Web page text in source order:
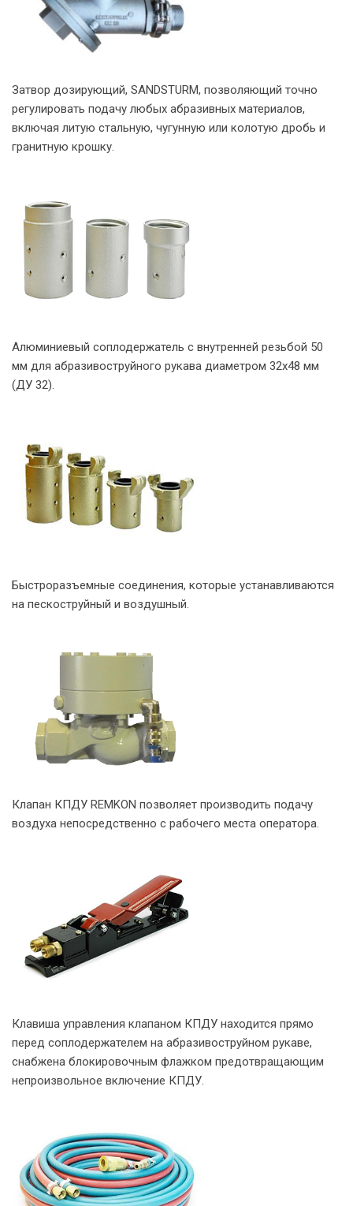
Затвор дозирующий, SANDSTURM, позволяющий точно
регулировать подачу любых абразивных материалов,
включая литую стальную, чугунную или колотую дробь и
гранитную крошку.
Алюминиевый соплодержатель с внутренней резьбой 50
мм для абразивоструйного рукава диаметром 32х48 мм
(ДУ 32).
Быстроразъемные соединения, которые устанавливаются
на пескоструйный и воздушный.
Клапан КПДУ REMKON позволяет производить подачу
воздуха непосредственно с рабочего места оператора.
Клавиша управления клапаном КПДУ находится прямо
перед соплодержателем на абразивоструйном рукаве,
снабжена блокировочным флажком предотвращающим
непроизвольное включение КПДУ.